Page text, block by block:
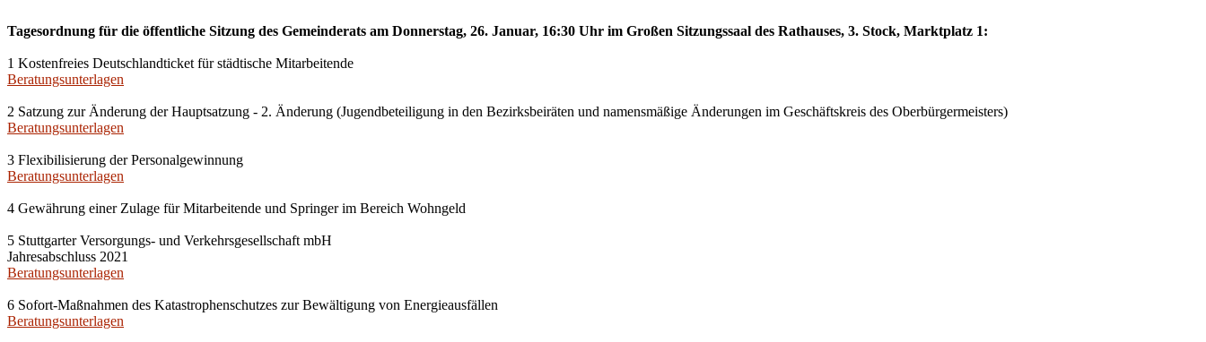
Tagesordnung für die öffentliche Sitzung des Gemeinderats am Donnerstag, 26. Januar, 16:30 Uhr im Großen Sitzungssaal des Rathauses, 3. Stock, Marktplatz 1:
1 Kostenfreies Deutschlandticket für städtische Mitarbeitende
Beratungsunterlagen
2 Satzung zur Änderung der Hauptsatzung - 2. Änderung (Jugendbeteiligung in den Bezirksbeiräten und namensmäßige Änderungen im Geschäftskreis des Oberbürgermeisters)
Beratungsunterlagen
3 Flexibilisierung der Personalgewinnung
Beratungsunterlagen
4 Gewährung einer Zulage für Mitarbeitende und Springer im Bereich Wohngeld
5 Stuttgarter Versorgungs- und Verkehrsgesellschaft mbH
Jahresabschluss 2021
Beratungsunterlagen
6 Sofort-Maßnahmen des Katastrophenschutzes zur Bewältigung von Energieausfällen
Beratungsunterlagen